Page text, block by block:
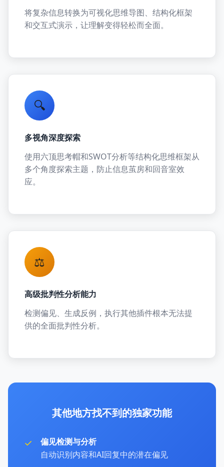
将复杂信息转换为可视化思维导图、结构化框架
和交互式演示，让理解变得轻松而全面。
🔍
多视角深度探索
使用六顶思考帽和SWOT分析等结构化思维框架从
多个角度探索主题，防止信息茧房和回音室效
应。
⚖️
高级批判性分析能力
检测偏见、生成反例，执行其他插件根本无法提
供的全面批判性分析。
其他地方找不到的独家功能
✓
偏见检测与分析
自动识别内容和AI回复中的潜在偏见